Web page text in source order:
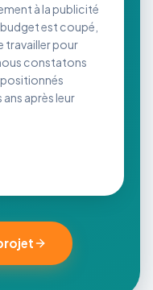
à la publicité
est coupé,
travailler pour
constatons
positionnés
après leur